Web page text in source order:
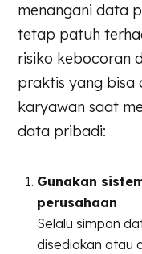
menangani data
tetap patuh
risiko kebocoran
praktis yang bisa
karyawan saat
data pribadi:
Gunakan
perusahaan
Selalu simpan
disediakan atau